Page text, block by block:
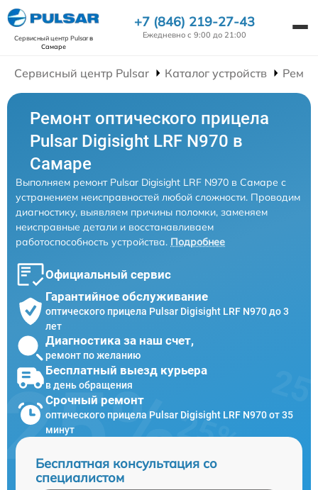
Сервисный центр Pulsarв
Самаре
+7 (846) 219-27-43
Ежедневно с 9:00 до 21:00
Сервисный центр Pulsar Каталог устройств
Ремонт оптического прицела
Pulsar Digisight LRF N970 в
Самаре
Выполняем ремонт Pulsar Digisight LRF N970 в Самаре с
устранением неисправностей любой сложности. Проводим
диагностику, выявляем причины поломки, заменяем
неисправные детали и восстанавливаем
работоспособность устройства. Подробнее
Официальный сервис
Гарантийное обслуживание
оптического прицела Pulsar Digisight LRF N970 до 3
лет
Диагностика за наш счет,
ремонт по желанию
Бесплатный выезд курьера
в день обращения
Срочный ремонт
оптического прицела Pulsar Digisight LRF N970 от 35
минут
Бесплатная консультация со
специалистом